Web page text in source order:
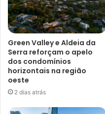
Green Valley e Aldeia da
Serra reforçam o apelo
dos condomínios
horizontais na região
oeste
2 dias atrás